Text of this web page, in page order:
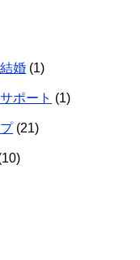
婚 (1)
ポート (1)
(21)